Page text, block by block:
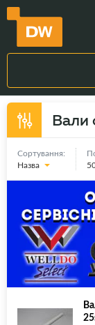
Вали
Сортування:
Назва